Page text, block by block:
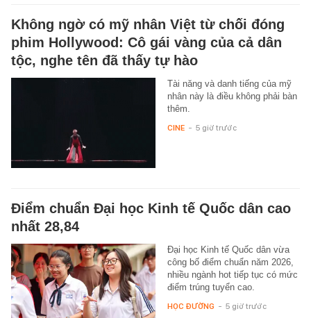
Không ngờ có mỹ nhân Việt từ chối đóng
phim Hollywood: Cô gái vàng của cả dân
tộc, nghe tên đã thấy tự hào
Tài năng và danh tiếng của mỹ
nhân này là điều không phải bàn
thêm.
CINE - 5 giờ trước
Điểm chuẩn Đại học Kinh tế Quốc dân cao
nhất 28,84
Đại học Kinh tế Quốc dân vừa
công bố điểm chuẩn năm 2026,
nhiều ngành hot tiếp tục có mức
điểm trúng tuyển cao.
HỌC ĐƯỜNG - 5 giờ trước